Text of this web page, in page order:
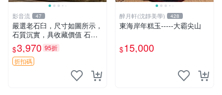
影音流 47
嚴選老石臼，尺寸如圖所示，
石質沉實，具收藏價值 石臼
古物 古董
$3,970 95折
折扣碼
醉月軒(沈靜美學) 428
東海岸年糕玉-----大霸尖山
$15,000